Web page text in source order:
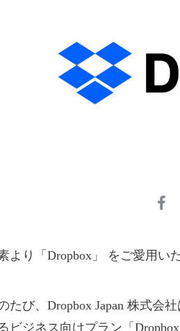
より「Dropbox」 をご愛用い
たび、Dropbox Japan 株式会
ビジネス向けプラン「